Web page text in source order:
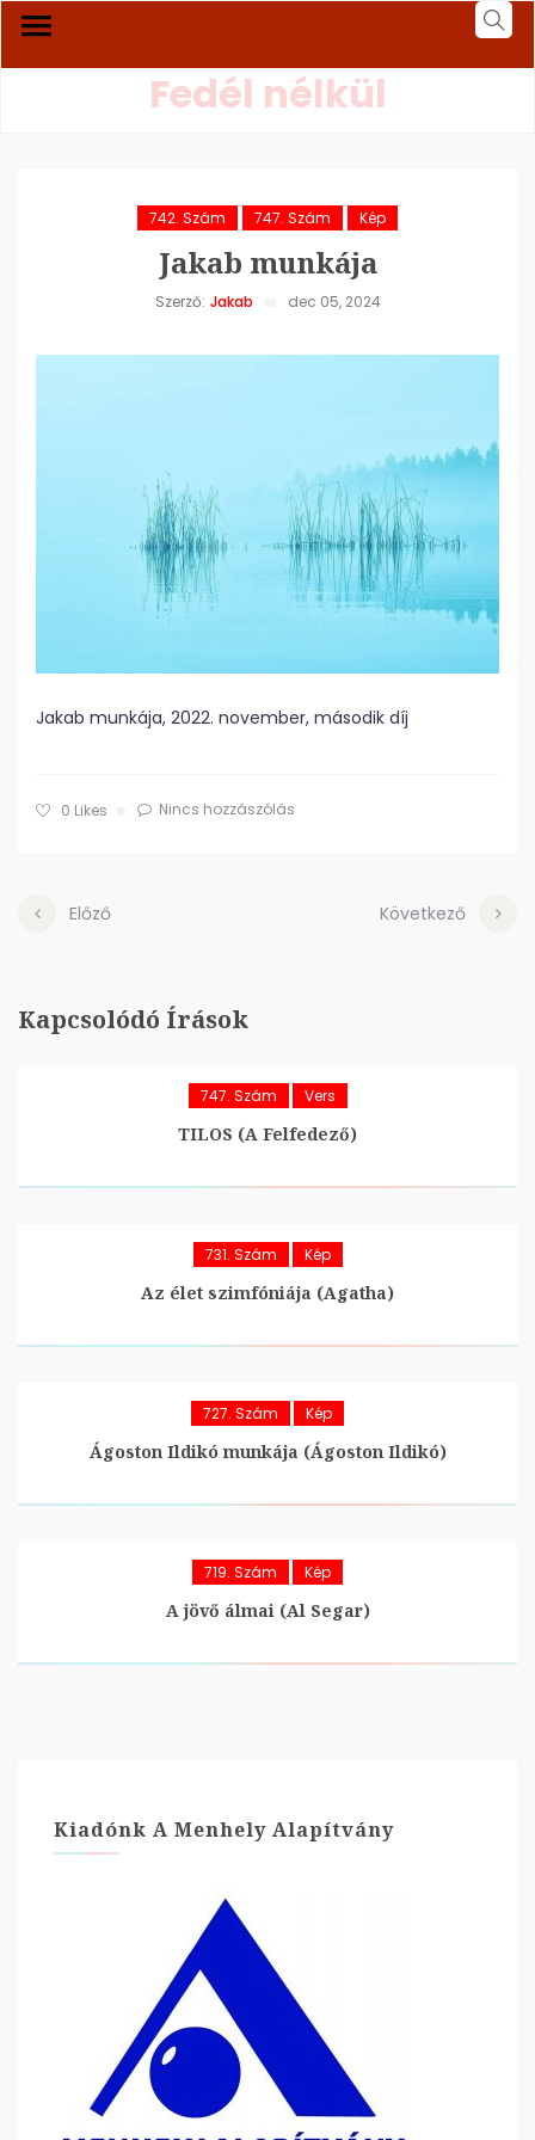
Fedél nélkül
742. Szám 747. Szám Kép
Jakab munkája
Szerző: Jakab dec 05, 2024
Jakab munkája, 2022. november, második díj
0 Likes Nincs hozzászólás
Előző Következő
Kapcsolódó Írások
747. Szám Vers
TILOS (A Felfedező)
731. Szám Kép
Az élet szimfóniája (Agatha)
727. Szám Kép
Ágoston Ildikó munkája (Ágoston Ildikó)
719. Szám Kép
A jövő álmai (Al Segar)
Kiadónk A Menhely Alapítvány